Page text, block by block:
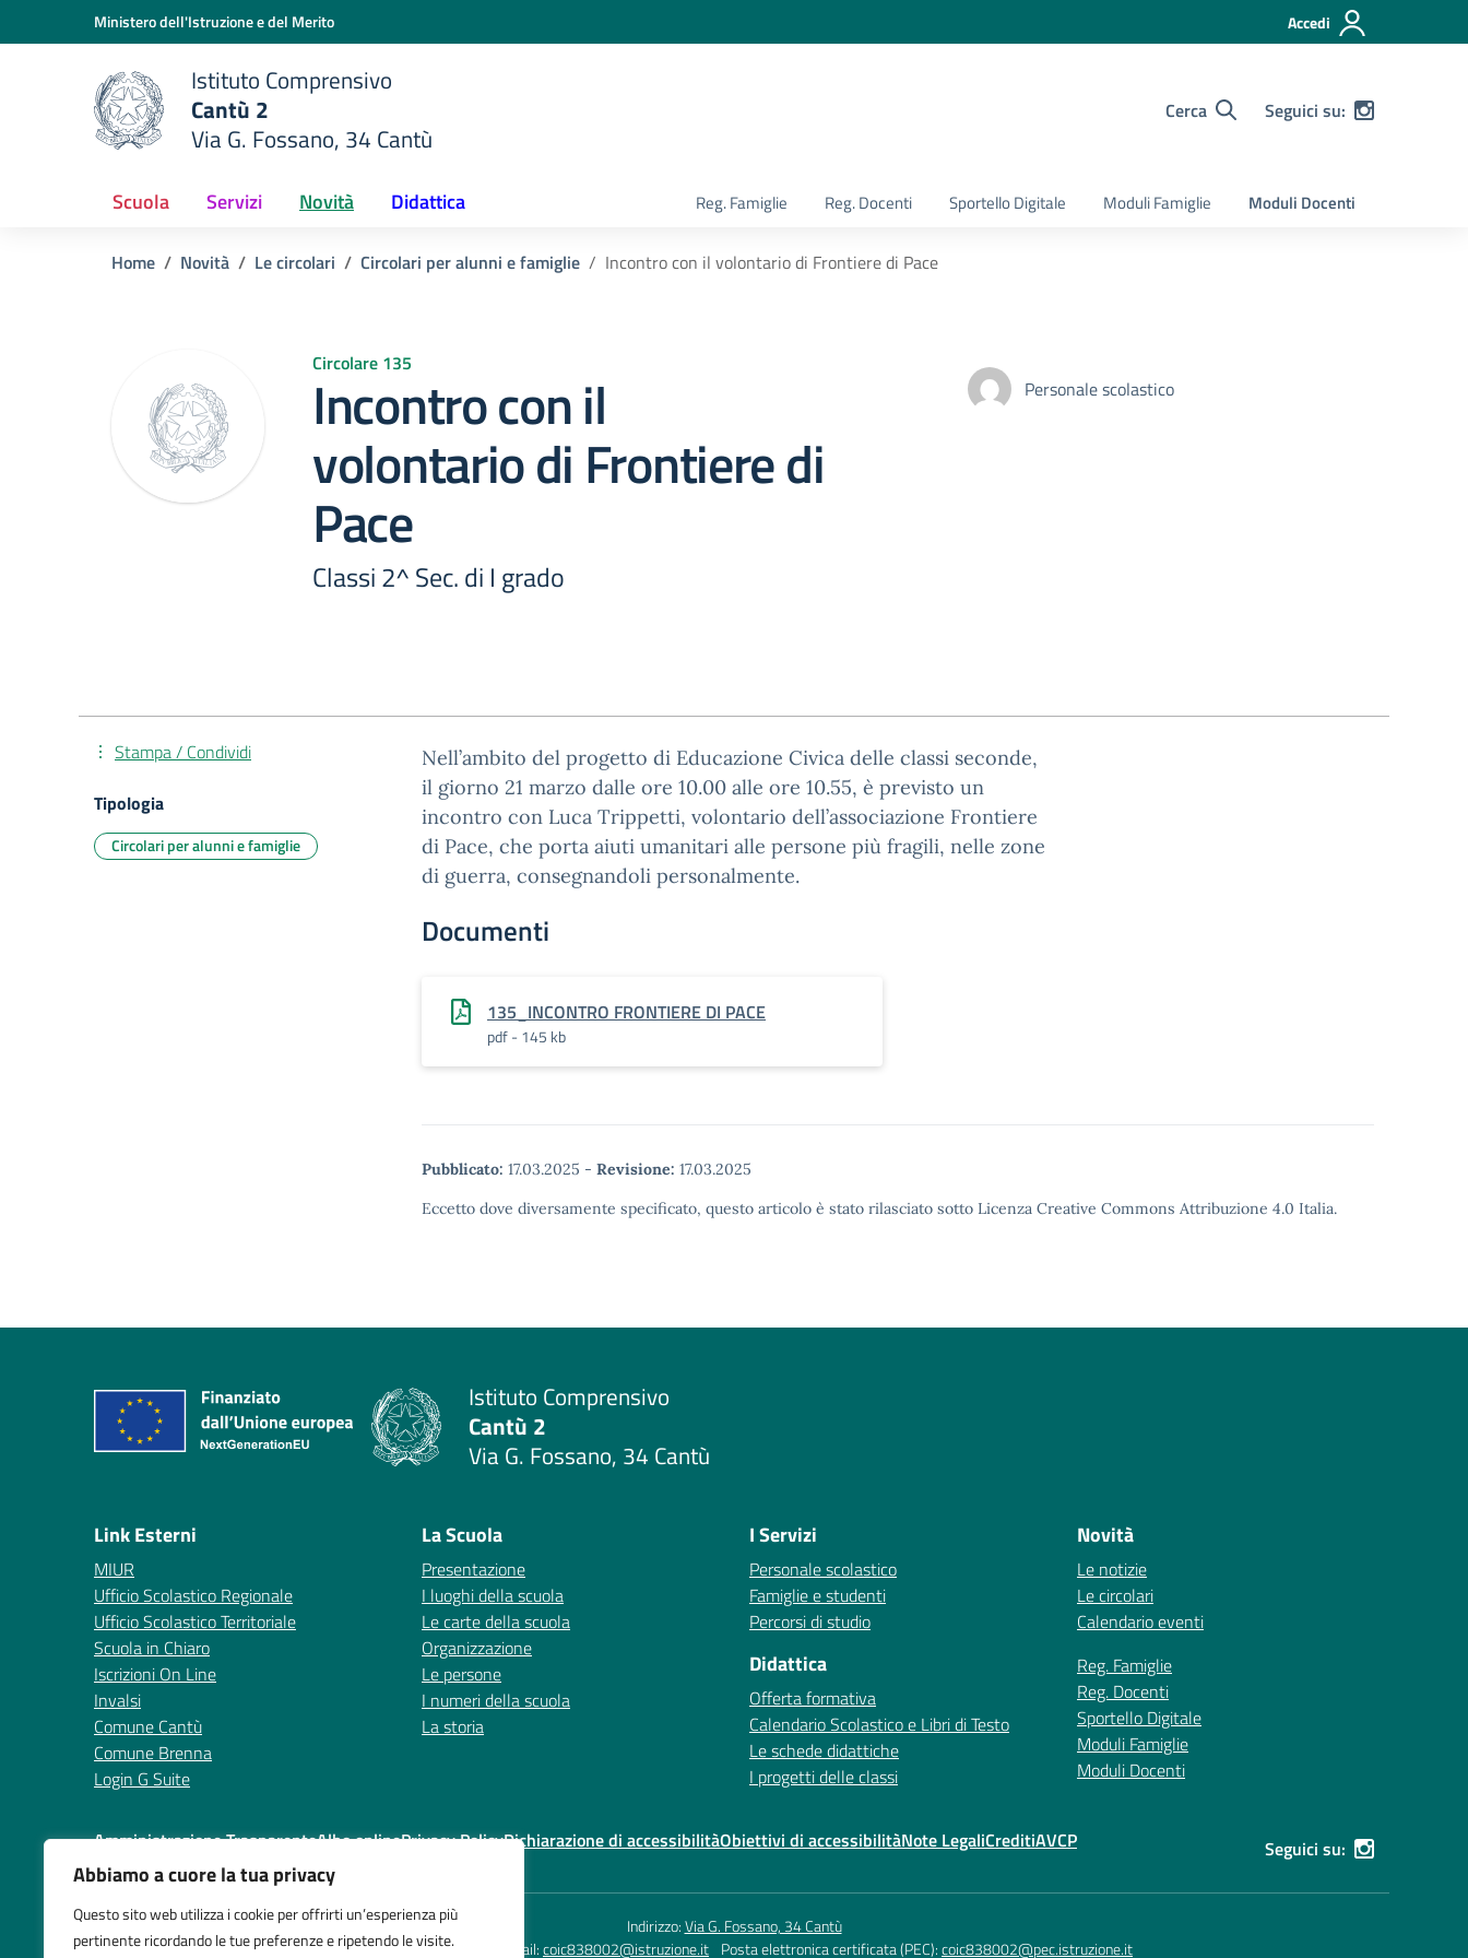
Abbiamo a cuore la tua privacy
Questo sito web utilizza i cookie per offrirti un’esperienza più
pertinente ricordando le tue preferenze e ripetendo le visite.
Vai ai contenuti
Vai al menu di navigazioneMinistero dell'Istruzione e del Merito Accedi
scuola
Istituto Comprensivo
Cantù 2
Via G. Fossano, 34 Cantù
Cerca Seguici su:
Scuola Servizi Novità Didattica Reg. Famiglie Reg. Docenti Sportello Digitale Moduli Famiglie Moduli Docenti
Home Novità Le circolari Circolari per alunni e famiglie Incontro con il volontario di Frontiere di Pace
Circolare 135
Incontro con il
volontario di Frontiere di
Pace
Classi 2^ Sec. di I grado
Personale scolastico
Nell’ambito del progetto di Educazione Civica delle classi seconde,
il giorno 21 marzo dalle ore 10.00 alle ore 10.55, è previsto un
incontro con Luca Trippetti, volontario dell’associazione Frontiere
di Pace, che porta aiuti umanitari alle persone più fragili, nelle zone
di guerra, consegnandoli personalmente.
Documenti
135_INCONTRO FRONTIERE DI PACE
pdf - 145 kb
Pubblicato: 17.03.2025 - Revisione: 17.03.2025
Eccetto dove diversamente specificato, questo articolo è stato rilasciato sotto Licenza Creative Commons Attribuzione 4.0 Italia.
Stampa / Condividi
Tipologia
Circolari per alunni e famiglie
Istituto Comprensivo
Cantù 2
Via G. Fossano, 34 Cantù
Link Esterni
MIUR
Ufficio Scolastico Regionale
Ufficio Scolastico Territoriale
Scuola in Chiaro
Iscrizioni On Line
Invalsi
Comune Cantù
Comune Brenna
Login G Suite
La Scuola
Presentazione
I luoghi della scuola
Le carte della scuola
Organizzazione
Le persone
I numeri della scuola
La storia
I Servizi
Personale scolastico
Famiglie e studenti
Percorsi di studio
Didattica
Offerta formativa
Calendario Scolastico e Libri di Testo
Le schede didattiche
I progetti delle classi
Novità
Le notizie
Le circolari
Calendario eventi
Reg. Famiglie
Reg. Docenti
Sportello Digitale
Moduli Famiglie
Moduli Docenti
Amministrazione TrasparenteAlbo onlinePrivacy PolicyDichiarazione di accessibilitàObiettivi di accessibilitàNote LegaliCreditiAVCP Seguici su:
Indirizzo:Via G. Fossano, 34 Cantù
Centralino:031 714378 Email:coic838002@istruzione.it Posta elettronica certificata (PEC):coic838002@pec.istruzione.it